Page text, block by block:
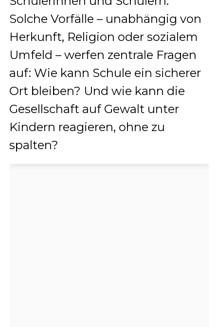
Solche Vorfälle – unabhängig von
Herkunft, Religion oder sozialem
Umfeld – werfen zentrale Fragen
auf: Wie kann Schule ein sicherer
Ort bleiben? Und wie kann die
Gesellschaft auf Gewalt unter
Kindern reagieren, ohne zu
spalten?